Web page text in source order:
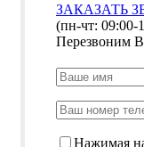
ЗАКАЗАТЬ
(пн-чт: 09:00-
Перезвоним
Нажимая